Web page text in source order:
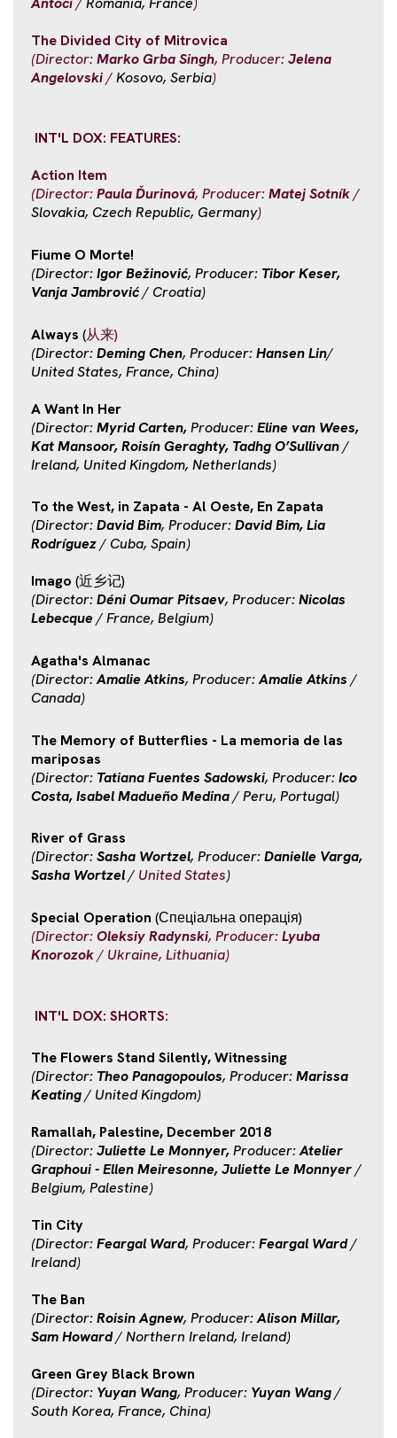
The Divided City of Mitrovica
(Director:Marko Grba Singh, Producer:Jelena
Angelovski/Kosovo, Serbia)
INT'L DOX: FEATURES:
Action Item
(Director:Paula Ďurinová, Producer:Matej Sotník/
Slovakia, Czech Republic, Germany)
Fiume O Morte!
(Director:Igor Bežinović, Producer: Tibor Keser,
Vanja Jambrović/ Croatia)
Always (从来)
(Director:Deming Chen, Producer:Hansen Lin/
United States, France, China)
A Want In Her
(Director:Myrid Carten,Producer:Eline van Wees,
Kat Mansoor, Roisín Geraghty, Tadhg O’Sullivan/
Ireland, United Kingdom, Netherlands)
To the West, in Zapata - Al Oeste, En Zapata
(Director:David Bim, Producer:David Bim, Lia
Rodríguez/ Cuba, Spain)
Imago (近乡记)
(Director:Déni Oumar Pitsaev, Producer:Nicolas
Lebecque/ France, Belgium)
Agatha's Almanac
(Director:Amalie Atkins, Producer:Amalie Atkins /
Canada)
The Memory of Butterflies - La memoria de las
mariposas
(Director: Tatiana Fuentes Sadowski, Producer:Ico
Costa, Isabel Madueño Medina/ Peru, Portugal)
River of Grass
(Director:Sasha Wortzel, Producer:Danielle Varga,
Sasha Wortzel/ United States)
Special Operation (Спеціальна операція)
(Director:Oleksiy Radynski, Producer:Lyuba
Knorozok/ Ukraine, Lithuania)
INT'L DOX: SHORTS:
The Flowers Stand Silently, Witnessing
(Director: Theo Panagopoulos, Producer:Marissa
Keating/ United Kingdom)
Ramallah, Palestine, December 2018
(Director:Juliette Le Monnyer,Producer:Atelier
Graphoui - Ellen Meiresonne, Juliette Le Monnyer/
Belgium, Palestine)
Tin City
(Director:Feargal Ward, Producer:Feargal Ward/
Ireland)
The Ban
(Director:Roisin Agnew, Producer:Alison Millar,
Sam Howard/ Northern Ireland, Ireland)
Green Grey Black Brown
(Director: Yuyan Wang, Producer: Yuyan Wang/
South Korea, France, China)